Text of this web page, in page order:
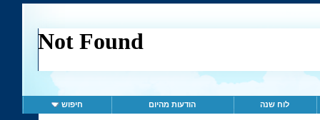
לוח שנה הודעות מהיום חיפוש